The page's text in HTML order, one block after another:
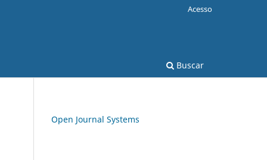
Buscar
Acesso
Open Journal Systems